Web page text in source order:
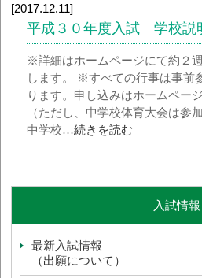
[2017.12.11]
平成３０年度入試 学校説
※詳細はホームページにて約２
します。 ※すべての行事は事前
ります。申し込みはホームペ
（ただし、中学校体育大会は参
中学校…続きを読む
入試情報
最新入試情報
（出願について）